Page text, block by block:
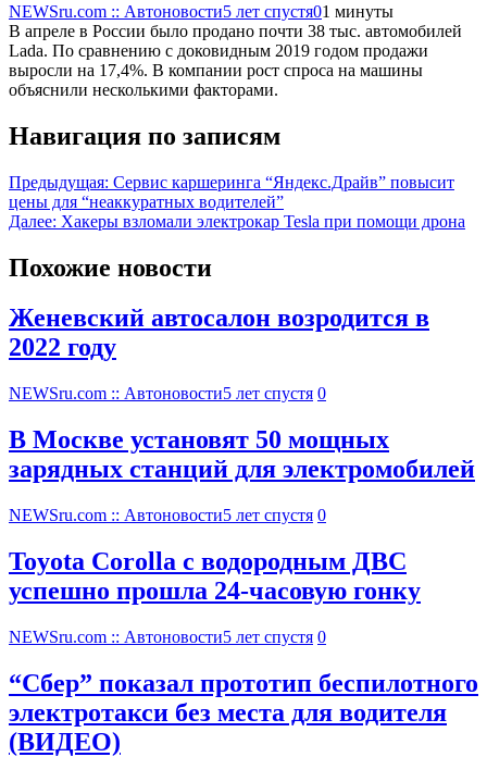
NEWSru.com :: Автоновости5 лет спустя01 минуты
В апреле в России было продано почти 38 тыс. автомобилей
Lada. По сравнению с доковидным 2019 годом продажи
выросли на 17,4%. В компании рост спроса на машины
объяснили несколькими факторами.
Навигация по записям
Предыдущая: Сервис каршеринга “Яндекс.Драйв” повысит
цены для “неаккуратных водителей”
Далее: Хакеры взломали электрокар Tesla при помощи дрона
Похожие новости
Женевский автосалон возродится в
2022 году
NEWSru.com :: Автоновости5 лет спустя 0
В Москве установят 50 мощных
зарядных станций для электромобилей
NEWSru.com :: Автоновости5 лет спустя 0
Toyota Corolla с водородным ДВС
успешно прошла 24-часовую гонку
NEWSru.com :: Автоновости5 лет спустя 0
“Сбер” показал прототип беспилотного
электротакси без места для водителя
(ВИДЕО)